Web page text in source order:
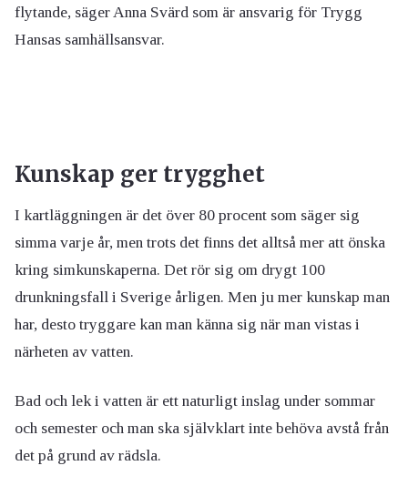
flytande, säger Anna Svärd som är ansvarig för Trygg
Hansas samhällsansvar.
Kunskap ger trygghet
I kartläggningen är det över 80 procent som säger sig
simma varje år, men trots det finns det alltså mer att önska
kring simkunskaperna. Det rör sig om drygt 100
drunkningsfall i Sverige årligen. Men ju mer kunskap man
har, desto tryggare kan man känna sig när man vistas i
närheten av vatten.
Bad och lek i vatten är ett naturligt inslag under sommar
och semester och man ska självklart inte behöva avstå från
det på grund av rädsla.